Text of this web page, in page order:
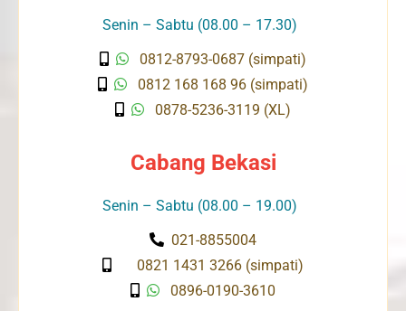
Senin – Sabtu (08.00 – 17.30)
0812-8793-0687 (simpati)
0812 168 168 96 (simpati)
0878-5236-3119 (XL)
Cabang Bekasi
Senin – Sabtu (08.00 – 19.00)
021-8855004
0821 1431 3266 (simpati)
0896-0190-3610